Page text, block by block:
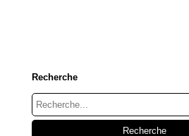
Recherche